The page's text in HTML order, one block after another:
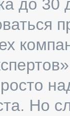
до 30
Но